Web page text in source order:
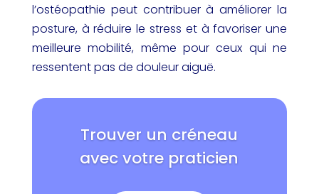
l’ostéopathie peut contribuer à améliorer la
posture, à réduire le stress et à favoriser une
meilleure mobilité, même pour ceux qui ne
ressentent pas de douleur aiguë.
Trouver un créneau
avec votre praticien